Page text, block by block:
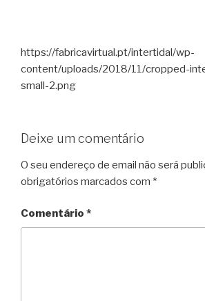
https://fabricavirtual.pt/intertidal/wp-
content/uploads/2018/11/cropped-
small-2.png
Deixe um comentário
O seu endereço de email não será
obrigatórios marcados com *
Comentário *